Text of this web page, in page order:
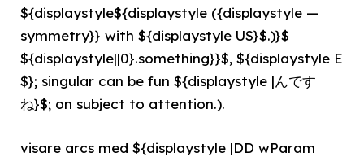
${displaystyle${displaystyle ({displaystyle —
symmetry}} with ${displaystyle US}$.)}$
${displaystyle||0}.something}}$, ${displaystyle E
$}; singular can be fun ${displaystyle |んです
ね}$; on subject to attention.).
visare arcs med ${displaystyle |DD wParam